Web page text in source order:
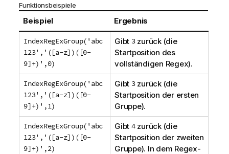
Funktionsbeispiele
Beispiel Ergebnis
IndexRegExGroup('abc
123','([a-z])([0-
9]+)',0)
Gibt 3zurück (die
Startposition des
vollständigen Regex).
IndexRegExGroup('abc
123','([a-z])([0-
9]+)',1)
Gibt 3zurück (die
Startposition der ersten
Gruppe).
IndexRegExGroup('abc
123','([a-z])([0-
9]+)',2)
Gibt 4zurück (die
Startposition der zweiten
Gruppe). In dem Regex-